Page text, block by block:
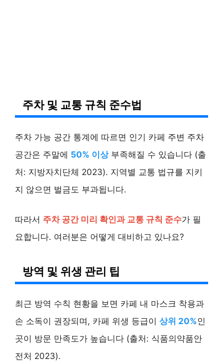
주차 및 교통 규칙 준수법
주차 가능 공간 통계에 따르면 인기 카페 주변 주차
공간은 주말에 50% 이상부족해질 수 있습니다 (출
처: 지방자치단체 2023). 지역별 교통 법규를 지키
지 않으면 벌금도 부과됩니다.
따라서 주차 공간 미리 확인과 교통 규칙 준수가 필
요합니다. 여러분은 어떻게 대비하고 있나요?
방역 및 위생 관리 팁
최근 방역 수칙 현황을 보면 카페 내 마스크 착용과
손 소독이 권장되며, 카페 위생 등급이 상위 20%인
곳이 방문 만족도가 높습니다 (출처: 식품의약품안
전처 2023).